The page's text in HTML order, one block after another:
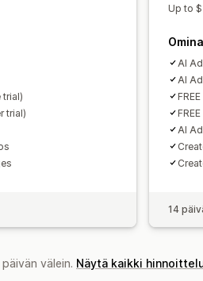
trial)
trial)
Up to
AI
AI
AI
14
välein. Näytä kaikki